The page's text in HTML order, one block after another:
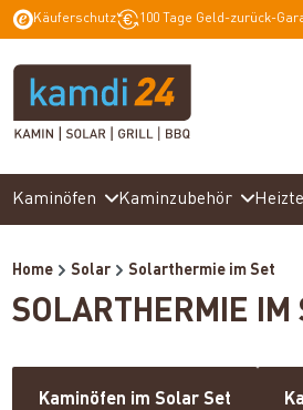
Zur Hauptnavigation
Käuferschutz 100 Tage Geld-zurück-
Kaminöfen Kaminzubehör
Home Solar Solarthermie im Set
SOLARTHERMIE IM
Kaminöfen im Solar Set